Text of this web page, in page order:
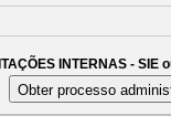
INTERNAS - SIE